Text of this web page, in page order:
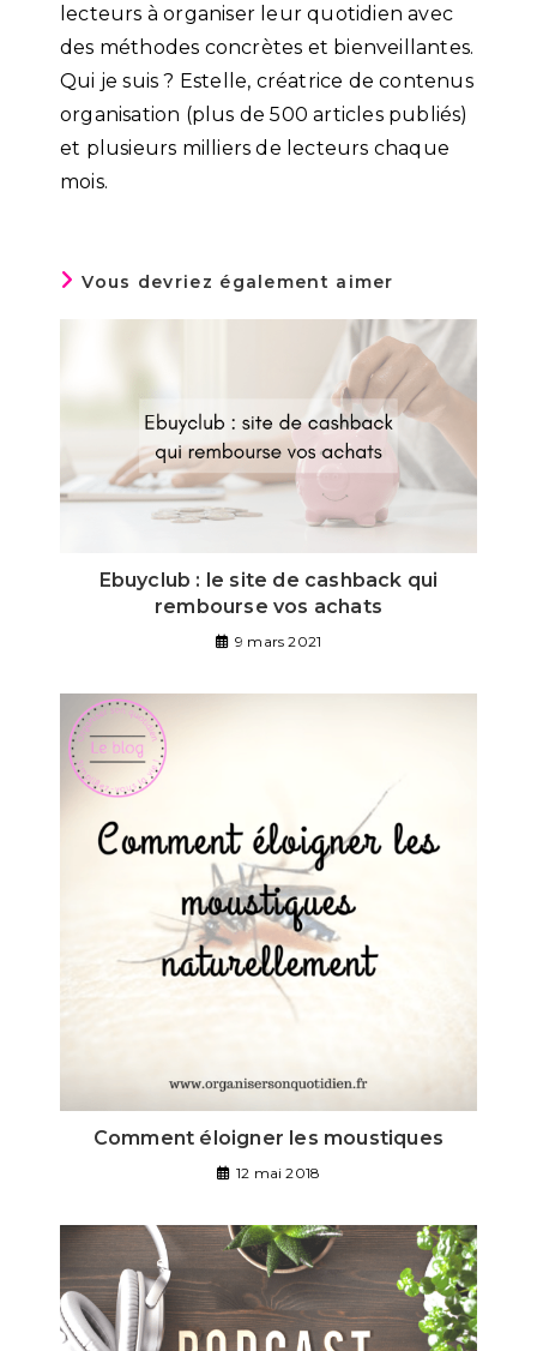
lecteurs à organiser leur quotidien avec
des méthodes concrètes et bienveillantes.
Qui je suis ? Estelle, créatrice de contenus
organisation (plus de 500 articles publiés)
et plusieurs milliers de lecteurs chaque
mois.
Vous devriez également aimer
Ebuyclub : le site de cashback qui
rembourse vos achats
9 mars 2021
Comment éloigner les moustiques
12 mai 2018